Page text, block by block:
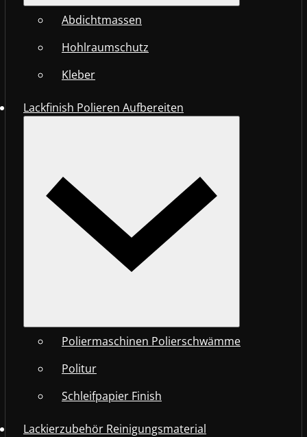
Abdichtmassen
Hohlraumschutz
Kleber
Lackfinish Polieren Aufbereiten
Poliermaschinen Polierschwämme
Politur
Schleifpapier Finish
Lackierzubehör Reinigungsmaterial